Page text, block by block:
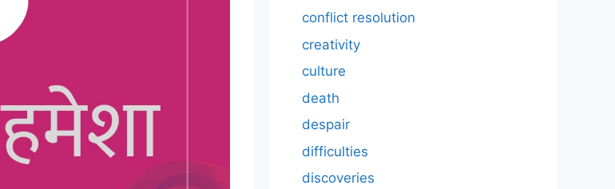
conflict resolution
creativity
culture
death
despair
difficulties
discoveries